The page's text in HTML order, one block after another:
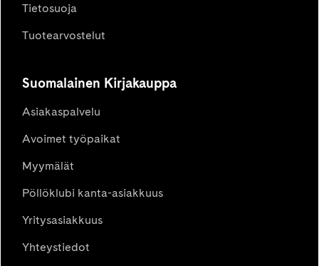
Tietosuoja
Tuotearvostelut
Suomalainen Kirjakauppa
Asiakaspalvelu
Avoimet työpaikat
Myymälät
Pöllöklubi kanta-asiakkuus
Yritysasiakkuus
Yhteystiedot